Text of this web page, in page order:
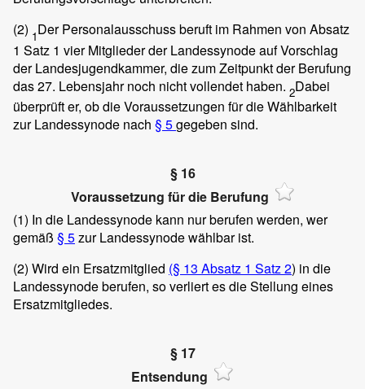
(2) 1Der Personalausschuss beruft im Rahmen von Absatz
1 Satz 1 vier Mitglieder der Landessynode auf Vorschlag
der Landesjugendkammer, die zum Zeitpunkt der Berufung
das 27. Lebensjahr noch nicht vollendet haben. 2Dabei
überprüft er, ob die Voraussetzungen für die Wählbarkeit
zur Landessynode nach § 5gegeben sind.
§ 16
Voraussetzung für die Berufung
(1) In die Landessynode kann nur berufen werden, wer
gemäß § 5zur Landessynode wählbar ist.
(2) Wird ein Ersatzmitglied (§ 13 Absatz 1 Satz 2) in die
Landessynode berufen, so verliert es die Stellung eines
Ersatzmitgliedes.
§ 17
Entsendung